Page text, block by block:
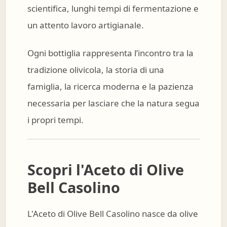
scientifica, lunghi tempi di fermentazione e
un attento lavoro artigianale.
Ogni bottiglia rappresenta l’incontro tra la
tradizione olivicola, la storia di una
famiglia, la ricerca moderna e la pazienza
necessaria per lasciare che la natura segua
i propri tempi.
Scopri l'Aceto di Olive
Bell Casolino
L'Aceto di Olive Bell Casolino nasce da olive